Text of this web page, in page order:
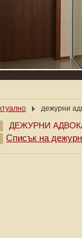
дежурни
ДЕЖУРНИ
Списък на